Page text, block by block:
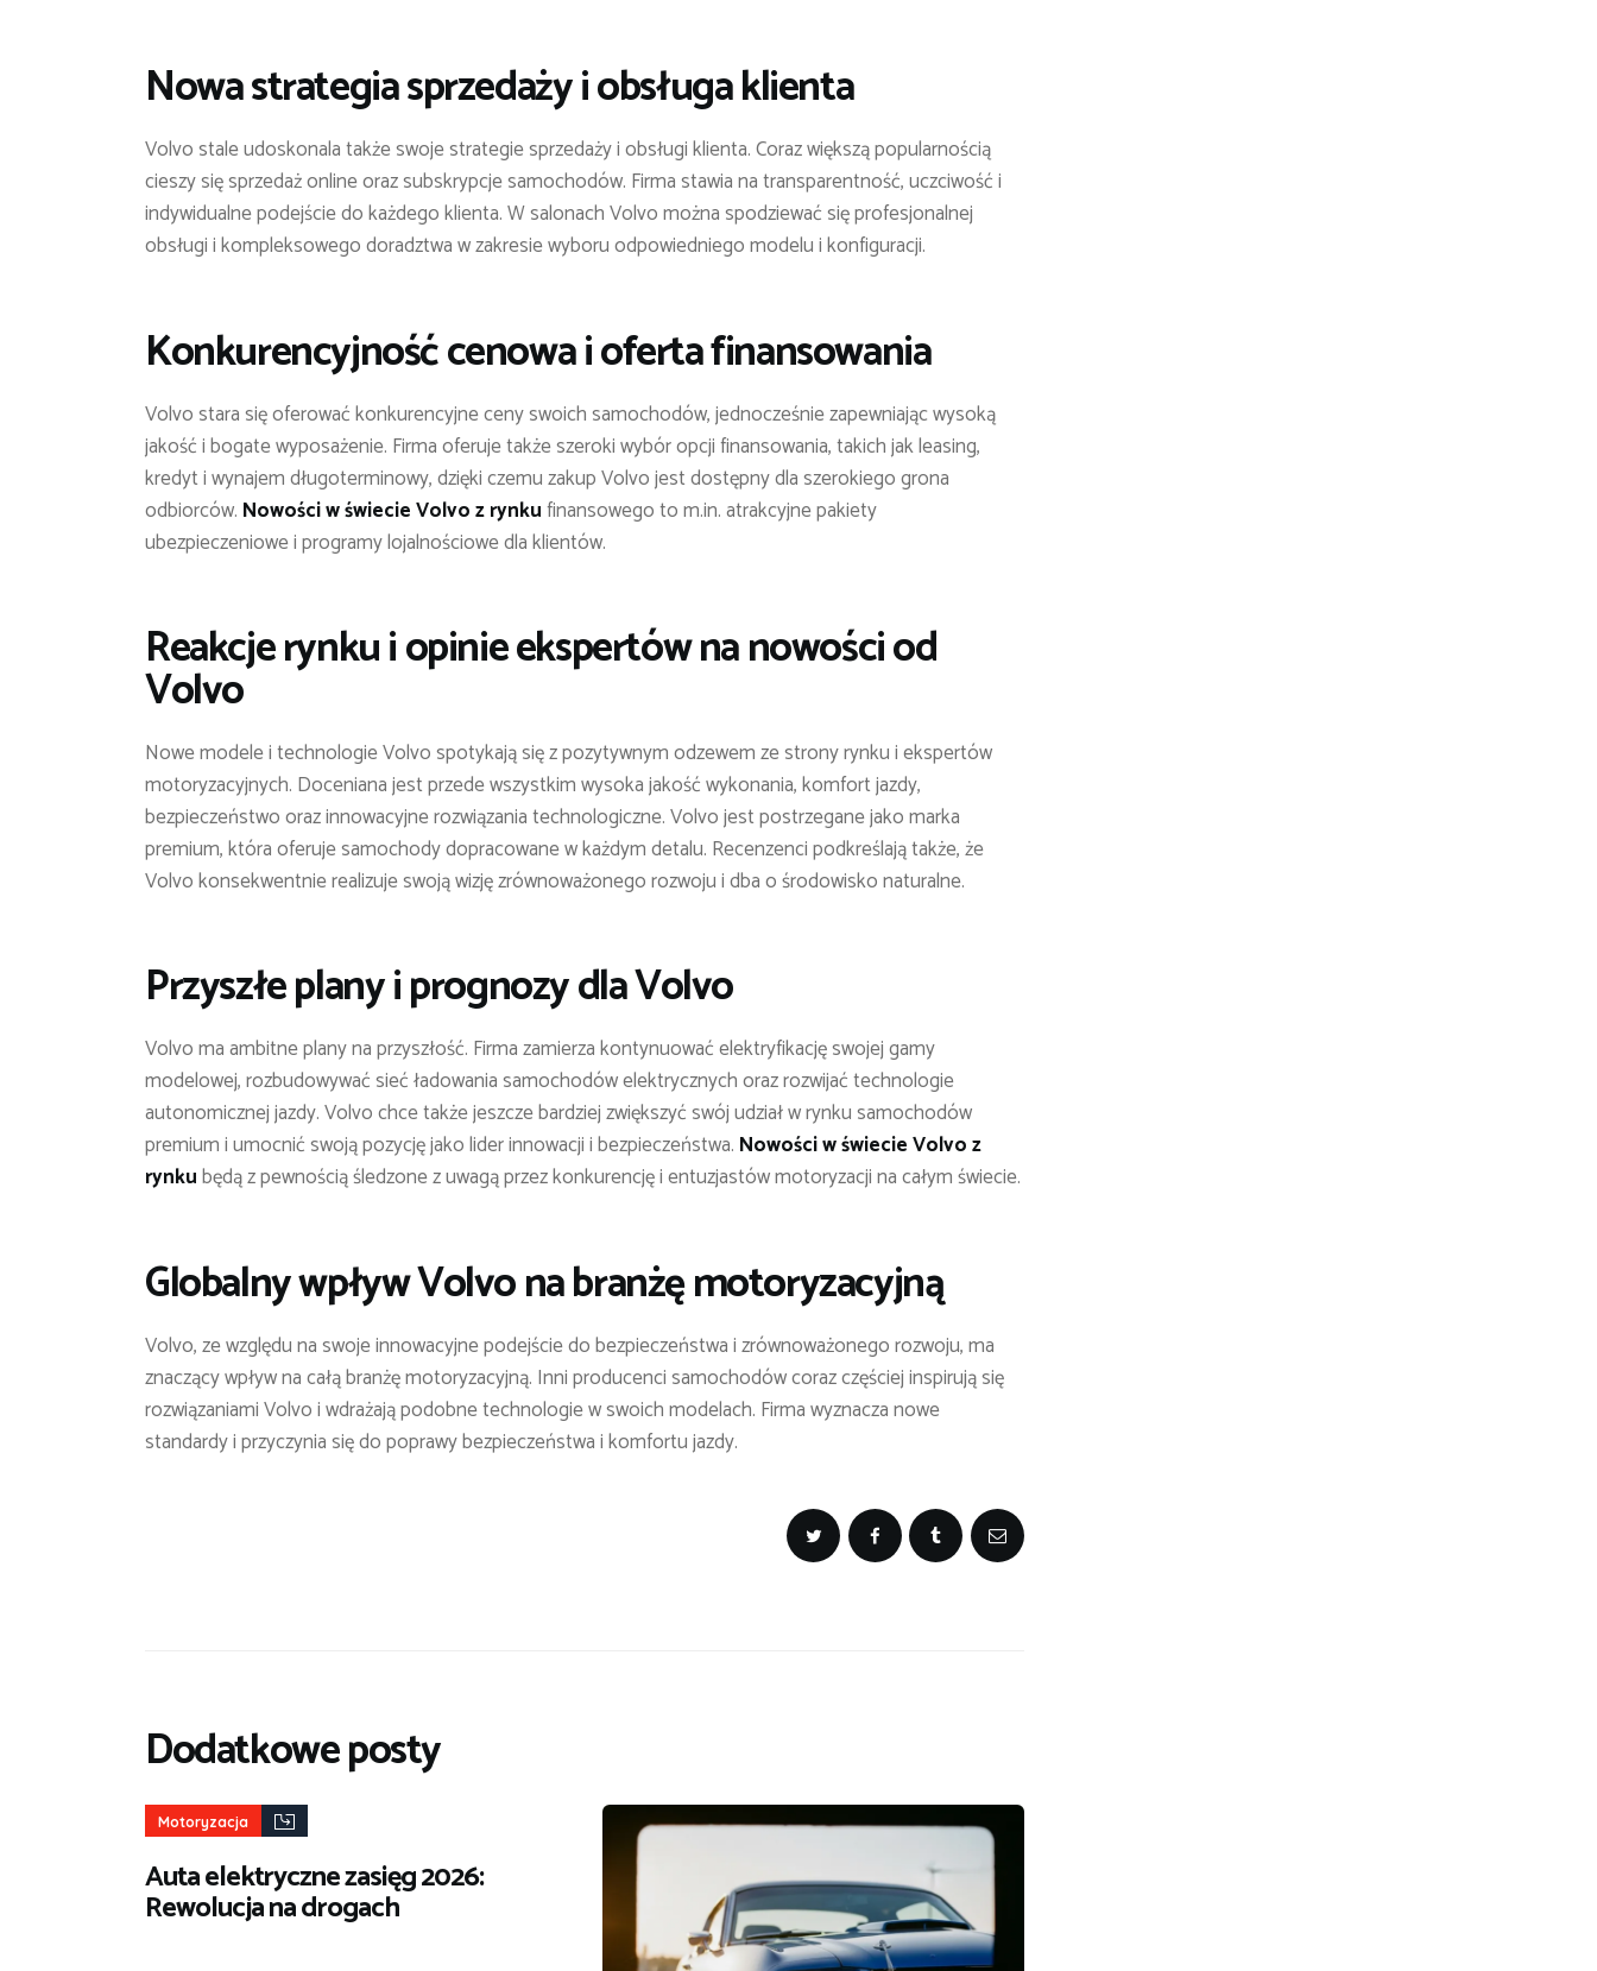
Nowa strategia sprzedaży i obsługa klienta
Volvo stale udoskonala także swoje strategie sprzedaży i obsługi klienta. Coraz większą popularnością
cieszy się sprzedaż online oraz subskrypcje samochodów. Firma stawia na transparentność, uczciwość i
indywidualne podejście do każdego klienta. W salonach Volvo można spodziewać się profesjonalnej
obsługi i kompleksowego doradztwa w zakresie wyboru odpowiedniego modelu i konfiguracji.
Konkurencyjność cenowa i oferta finansowania
Volvo stara się oferować konkurencyjne ceny swoich samochodów, jednocześnie zapewniając wysoką
jakość i bogate wyposażenie. Firma oferuje także szeroki wybór opcji finansowania, takich jak leasing,
kredyt i wynajem długoterminowy, dzięki czemu zakup Volvo jest dostępny dla szerokiego grona
odbiorców. Nowości w świecie Volvo z rynkufinansowego to m.in. atrakcyjne pakiety
ubezpieczeniowe i programy lojalnościowe dla klientów.
Reakcje rynku i opinie ekspertów na nowości od
Volvo
Nowe modele i technologie Volvo spotykają się z pozytywnym odzewem ze strony rynku i ekspertów
motoryzacyjnych. Doceniana jest przede wszystkim wysoka jakość wykonania, komfort jazdy,
bezpieczeństwo oraz innowacyjne rozwiązania technologiczne. Volvo jest postrzegane jako marka
premium, która oferuje samochody dopracowane w każdym detalu. Recenzenci podkreślają także, że
Volvo konsekwentnie realizuje swoją wizję zrównoważonego rozwoju i dba o środowisko naturalne.
Przyszłe plany i prognozy dla Volvo
Volvo ma ambitne plany na przyszłość. Firma zamierza kontynuować elektryfikację swojej gamy
modelowej, rozbudowywać sieć ładowania samochodów elektrycznych oraz rozwijać technologie
autonomicznej jazdy. Volvo chce także jeszcze bardziej zwiększyć swój udział w rynku samochodów
premium i umocnić swoją pozycję jako lider innowacji i bezpieczeństwa. Nowości w świecie Volvo z
rynkubędą z pewnością śledzone z uwagą przez konkurencję i entuzjastów motoryzacji na całym świecie.
Globalny wpływ Volvo na branżę motoryzacyjną
Volvo, ze względu na swoje innowacyjne podejście do bezpieczeństwa i zrównoważonego rozwoju, ma
znaczący wpływ na całą branżę motoryzacyjną. Inni producenci samochodów coraz częściej inspirują się
rozwiązaniami Volvo i wdrażają podobne technologie w swoich modelach. Firma wyznacza nowe
standardy i przyczynia się do poprawy bezpieczeństwa i komfortu jazdy.
Dodatkowe posty
Motoryzacja
Auta elektryczne zasięg 2026:
Rewolucja na drogach